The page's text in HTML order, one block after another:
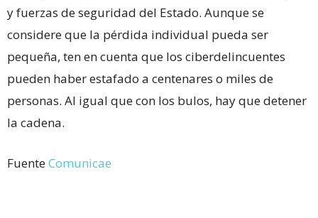
y fuerzas de seguridad del Estado. Aunque se
considere que la pérdida individual pueda ser
pequeña, ten en cuenta que los ciberdelincuentes
pueden haber estafado a centenares o miles de
personas. Al igual que con los bulos, hay que detener
la cadena.
FuenteComunicae